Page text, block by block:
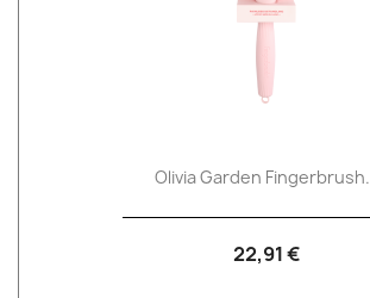
Olivia Garden
22,91 €